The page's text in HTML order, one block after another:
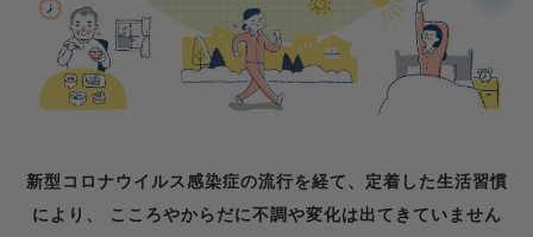
新型コロナウイルス感染症の流行を経て、定着した生活習慣
により、
こころやからだに不調や変化は出てきていません